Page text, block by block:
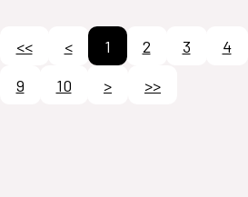
<< < 1 2 3 4
9
10 > >>